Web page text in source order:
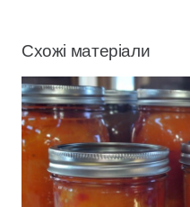
Схожі матеріали